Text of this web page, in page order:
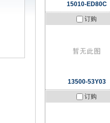
15010-ED80C
订购
13500-53Y03
订购